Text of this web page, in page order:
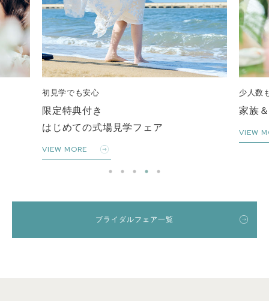
初見学でも安心
限定特典付き
はじめての式場見学フェア
VIEW MORE
少人数
家族
VIEW
ブライダルフェア一覧